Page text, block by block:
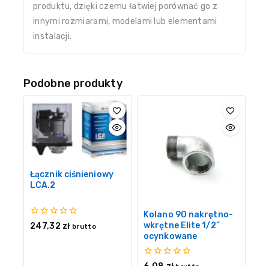
produktu, dzięki czemu łatwiej porównać go z
innymi rozmiarami, modelami lub elementami
instalacji.
Podobne produkty
Łącznik ciśnieniowy
LCA.2
0
247,32 zł brutto
Kolano 90 nakrętno-
wkrętne Elite 1/2”
ocynkowane